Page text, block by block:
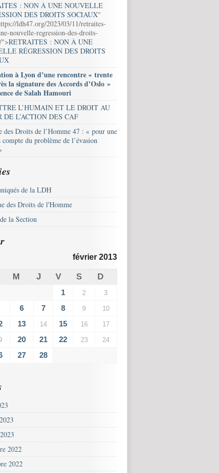
: NON À UNE NOUVELLE
DES DROITS SOCIAUX"
ldh47.org/2023/03/11/retraites-
nouvelle-regression-des-droits-
">RETRAITES : NON À UNE
RÉGRESSION DES DROITS
à Lyon d’une rencontre « trente
la signature des Accords d’Oslo »
de Salah Hamouri
L’HUMAIN ET LE DROIT AU
DE L’ACTION DES CAF
des Droits de l’Homme 47 : « pour une
compte du problème de l’évasion
de la LDH
des Droits de l'Homme
la Section
février 2013
M J V S D
1 2 3
6 7 8 9 10
13 14 15 16 17
20 21 22 23 24
27 28
2022
2022